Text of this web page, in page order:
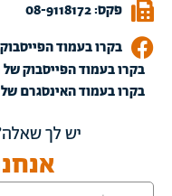
פקס: 08-9118172
בקרו בעמוד
בקרו בעמוד הפייסבוק
בקרו בעמוד האינסגרם
יש לך